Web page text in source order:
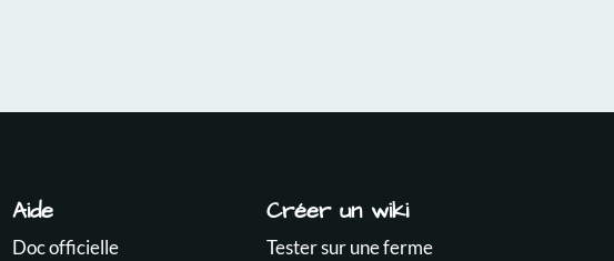
Aide
Doc officielle
Créer un wiki
Tester sur une ferme